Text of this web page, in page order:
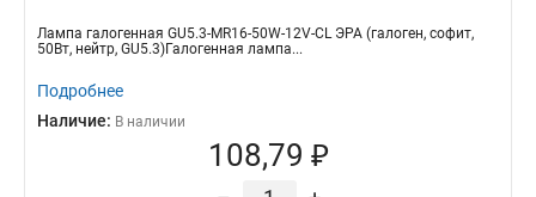
Лампа галогенная GU5.3-MR16-50W-12V-CL ЭРА (галоген, софит,
50Вт, нейтр, GU5.3)Галогенная лампа...
Подробнее
Наличие: В наличии
108,79 ₽